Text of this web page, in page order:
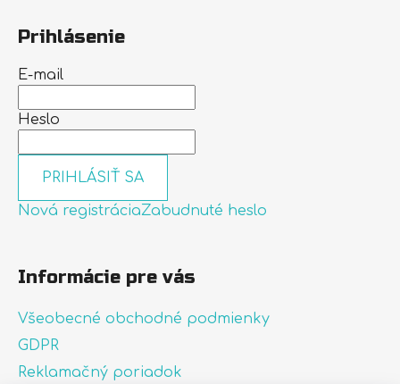
Prihlásenie
E-mail
Heslo
PRIHLÁSIŤ SA
Nová registráciaZabudnuté heslo
Informácie pre vás
Všeobecné obchodné podmienky
GDPR
Reklamačný poriadok